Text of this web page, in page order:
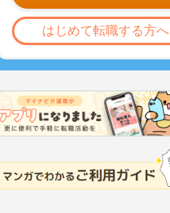
はじめて転職する方へ